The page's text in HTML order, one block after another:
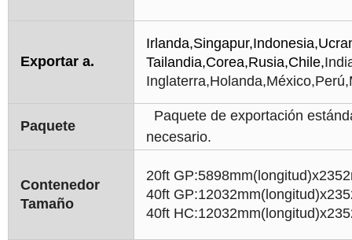
Exportar a.
Tailandia,Corea,Rusia,Chile,
Inglaterra,Holanda,
Paquete
Paquete de exportación
necesario.
Contenedor
Tamaño
20ft
40ft
40ft